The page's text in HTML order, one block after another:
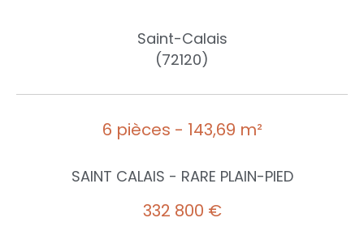
Saint-Calais
(72120)
6 pièces - 143,69 m²
SAINT CALAIS - RARE PLAIN-PIED
332 800 €